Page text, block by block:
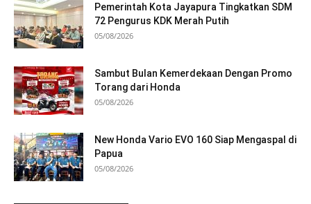
Pemerintah Kota Jayapura Tingkatkan SDM
72 Pengurus KDK Merah Putih
05/08/2026
Sambut Bulan Kemerdekaan Dengan Promo
Torang dari Honda
05/08/2026
New Honda Vario EVO 160 Siap Mengaspal di
Papua
05/08/2026